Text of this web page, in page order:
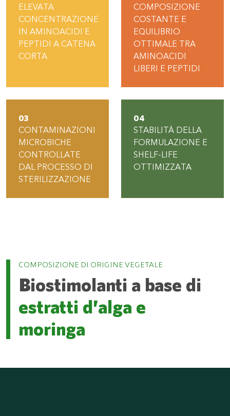
ELEVATA
CONCENTRAZIONE
IN AMINOACIDI E
PEPTIDI A CATENA
CORTA
COMPOSIZIONE
COSTANTE E
EQUILIBRIO
OTTIMALE TRA
AMINOACIDI
LIBERI E PEPTIDI
03
CONTAMINAZIONI
MICROBICHE
CONTROLLATE
DAL PROCESSO DI
STERILIZZAZIONE
04
STABILITÀ DELLA
FORMULAZIONE E
SHELF-LIFE
OTTIMIZZATA
COMPOSIZIONE DI ORIGINE VEGETALE
Biostimolanti a base di
estratti d’alga e
moringa